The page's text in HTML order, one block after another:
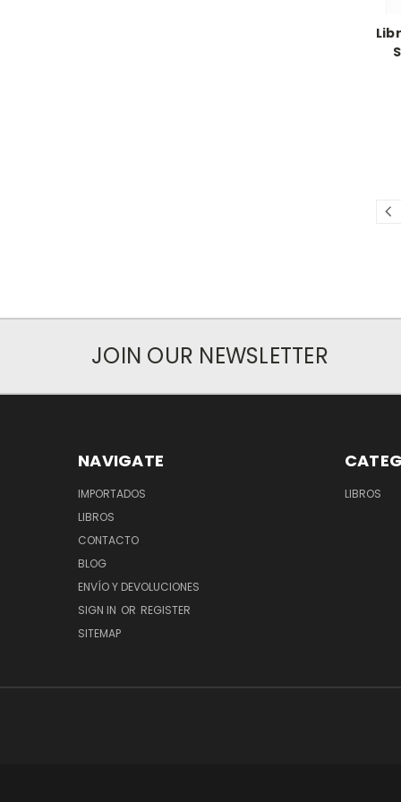
JOIN OUR NEWSLETTER
NAVIGATE
IMPORTADOS
LIBROS
CONTACTO
BLOG
ENVÍO Y DEVOLUCIONES
SIGN IN OR REGISTER
SITEMAP
LIBROS